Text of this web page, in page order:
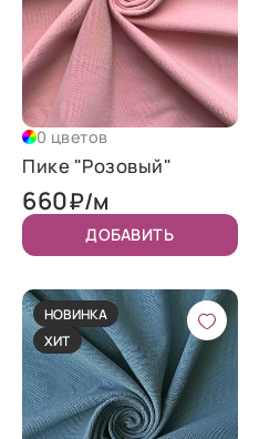
0 цветов
Пике "Розовый"
660₽/м
ДОБАВИТЬ
НОВИНКА
ХИТ